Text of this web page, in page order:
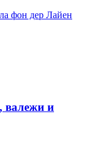
фон дер Лайен
валежи и